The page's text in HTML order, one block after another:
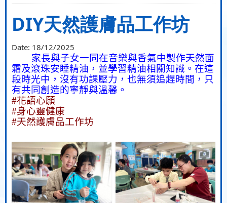
DIY天然護膚品工作坊
Date: 18/12/2025
家長與子女一同在音樂與香氣中製作天然面
霜及滾珠安睡精油，並學習精油相關知識。在這
段時光中，沒有功課壓力，也無須追趕時間，只
有共同創造的寧靜與溫馨。
#花語心願
#身心靈健康
#天然護膚品工作坊